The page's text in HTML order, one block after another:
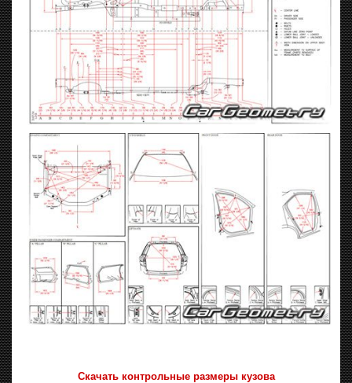
Скачать контрольные размеры кузова